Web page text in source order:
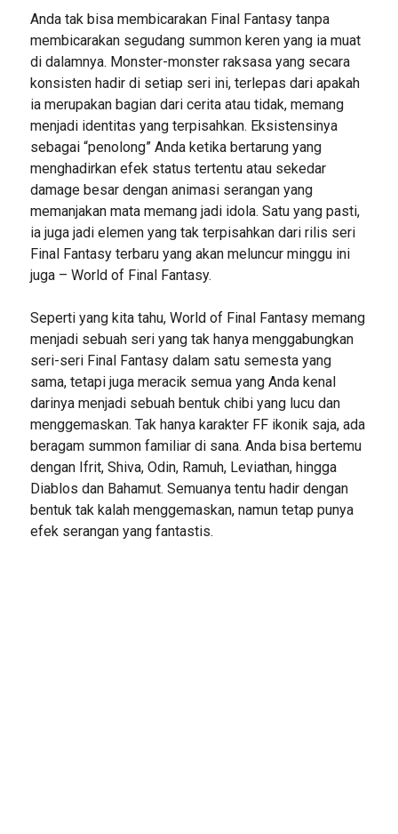
Anda tak bisa membicarakan Final Fantasy tanpa
membicarakan segudang summon keren yang ia muat
di dalamnya. Monster-monster raksasa yang secara
konsisten hadir di setiap seri ini, terlepas dari apakah
ia merupakan bagian dari cerita atau tidak, memang
menjadi identitas yang terpisahkan. Eksistensinya
sebagai “penolong” Anda ketika bertarung yang
menghadirkan efek status tertentu atau sekedar
damage besar dengan animasi serangan yang
memanjakan mata memang jadi idola. Satu yang pasti,
ia juga jadi elemen yang tak terpisahkan dari rilis seri
Final Fantasy terbaru yang akan meluncur minggu ini
juga – World of Final Fantasy.
Seperti yang kita tahu, World of Final Fantasy memang
menjadi sebuah seri yang tak hanya menggabungkan
seri-seri Final Fantasy dalam satu semesta yang
sama, tetapi juga meracik semua yang Anda kenal
darinya menjadi sebuah bentuk chibi yang lucu dan
menggemaskan. Tak hanya karakter FF ikonik saja, ada
beragam summon familiar di sana. Anda bisa bertemu
dengan Ifrit, Shiva, Odin, Ramuh, Leviathan, hingga
Diablos dan Bahamut. Semuanya tentu hadir dengan
bentuk tak kalah menggemaskan, namun tetap punya
efek serangan yang fantastis.